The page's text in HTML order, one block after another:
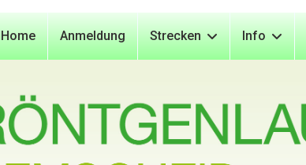
Home Anmeldung Strecken Info